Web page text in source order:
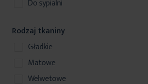
t
do sypialni
Rodzaj tkaniny
gładkie
matowe
welwetowe